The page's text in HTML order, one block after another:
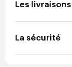
Les livraisons
La sécurité